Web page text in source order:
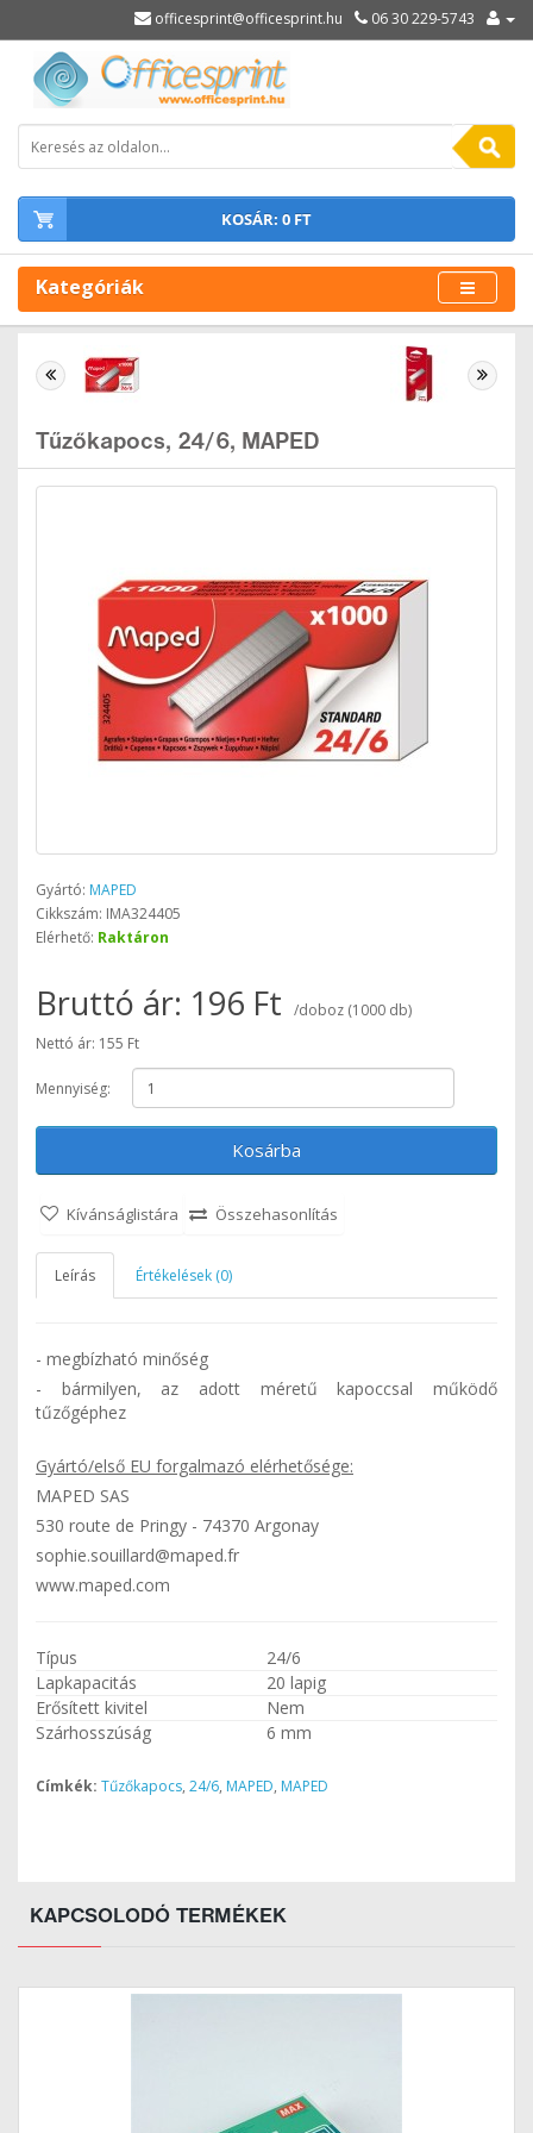
officesprint@officesprint.hu 06 30 229-5743
KOSÁR: 0 FT
Kategóriák
Tűzőkapocs, 24/6, MAPED
Gyártó: MAPED
Cikkszám: IMA324405
Elérhető: Raktáron
Bruttó ár: 196 Ft
/doboz (1000 db)
Nettó ár: 155 Ft
Mennyiség:
Kosárba
Kívánságlistára Összehasonlítás
Leírás Értékelések (0)
- megbízható minőség
- bármilyen, az adott méretű kapoccsal működő
tűzőgéphez
Gyártó/első EU forgalmazó elérhetősége:
MAPED SAS
530 route de Pringy - 74370 Argonay
sophie.souillard@maped.fr
www.maped.com
Típus
24/6
Lapkapacitás
20 lapig
Erősített kivitel
Nem
Szárhosszúság
6 mm
Címkék: Tűzőkapocs, 24/6, MAPED, MAPED
KAPCSOLODÓ TERMÉKEK